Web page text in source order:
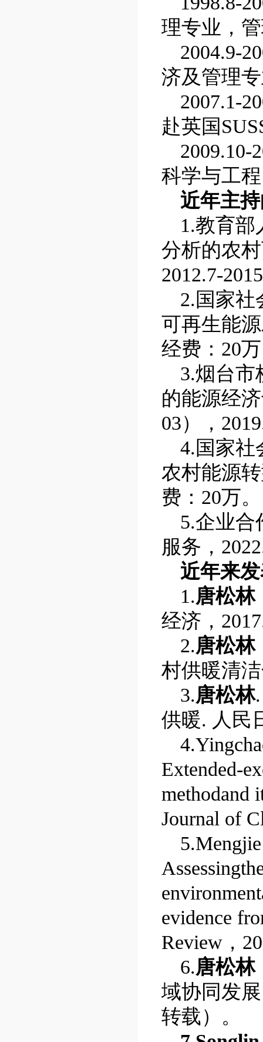
理专业，
2004.9-
济及管理
2007.1-
赴英国
2009.10-
科学与工
近年主
1.教育部
分析的农
2012.7-
2.国家
可再生能
经费： 20
3.烟台市
的能源经
03），
4.国家
农村能源
费： 20万。
5.企业合
服务，
近年来
1.唐松林
经济，
2.唐松林
村供暖清
3.唐松林
供暖. 人民
Extended-
methodand
Journal of
evidence
Review ，
6.唐松林
域协同发
转载）。